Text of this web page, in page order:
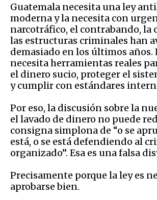
Guatemala necesita una ley
moderna y la necesita con
narcotráfico, el contrabando, la
las estructuras criminales han
demasiado en los últimos años.
necesita herramientas reales
el dinero sucio, proteger el
y cumplir con estándares
Por eso, la discusión sobre la
el lavado de dinero no puede
consigna simplona de “o se
está, o se está defendiendo al
organizado”. Esa es una falsa
Precisamente porque la ley es
aprobarse bien.